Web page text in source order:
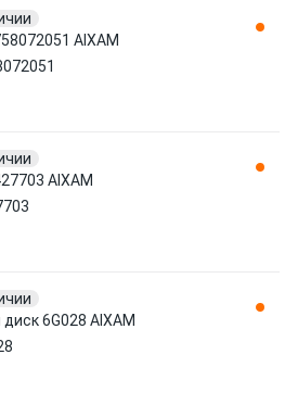
AIXAM
AIXAM
6G028 AIXAM